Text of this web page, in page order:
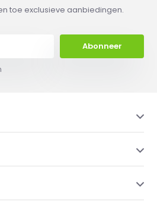
toe exclusieve aanbiedingen.
Abonneer